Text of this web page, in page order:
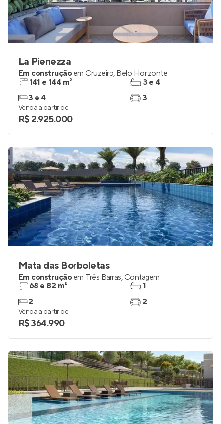
La Pienezza
Em construção em Cruzeiro, Belo Horizonte
141 e 144 m²
3 e 4
3 e 4
3
Venda a partir de
R$ 2.925.000
Mata das Borboletas
Em construção em Três Barras, Contagem
68 e 82 m²
2
1
2
Venda a partir de
R$ 364.990